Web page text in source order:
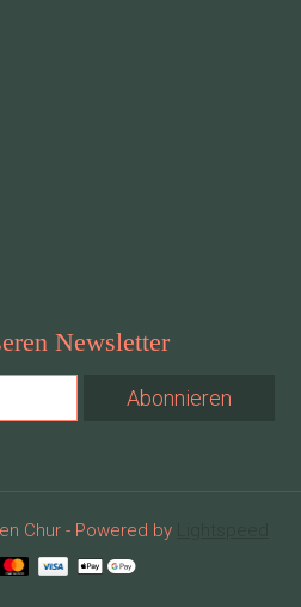
Newsletter
Abonnieren
Chur - Powered by